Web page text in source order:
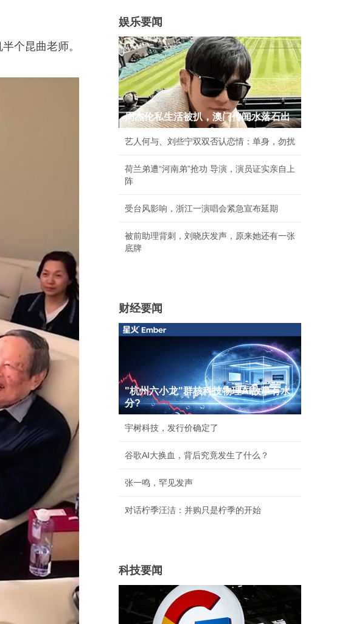
个昆曲老师。
娱乐要闻
周杰伦私生活被扒，澳门传闻水落石出
艺人何与、刘些宁双双否认恋情：单身，勿扰
荷兰弟遭“河南弟”抢功 导演，演员证实亲自上
阵
受台风影响，浙江一演唱会紧急宣布延期
被前助理背刺，刘晓庆发声，原来她还有一张
底牌
财经要闻
"杭州六小龙"群核科技物理AI故事有水
分?
宇树科技，发行价确定了
谷歌AI大换血，背后究竟发生了什么？
张一鸣，罕见发声
对话柠季汪洁：并购只是柠季的开始
科技要闻